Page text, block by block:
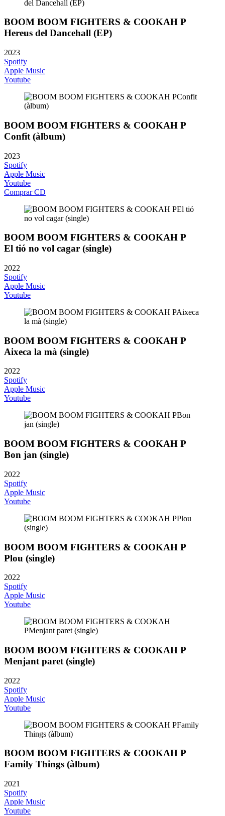
BOOM BOOM FIGHTERS & COOKAH P
Hereus del Dancehall (EP)
2023
Spotify
Apple Music
Youtube
BOOM BOOM FIGHTERS & COOKAH P
Confit (àlbum)
2023
Spotify
Apple Music
Youtube
Comprar CD
BOOM BOOM FIGHTERS & COOKAH P
El tió no vol cagar (single)
2022
Spotify
Apple Music
Youtube
BOOM BOOM FIGHTERS & COOKAH P
Aixeca la mà (single)
2022
Spotify
Apple Music
Youtube
BOOM BOOM FIGHTERS & COOKAH P
Bon jan (single)
2022
Spotify
Apple Music
Youtube
BOOM BOOM FIGHTERS & COOKAH P
Plou (single)
2022
Spotify
Apple Music
Youtube
BOOM BOOM FIGHTERS & COOKAH P
Menjant paret (single)
2022
Spotify
Apple Music
Youtube
BOOM BOOM FIGHTERS & COOKAH P
Family Things (àlbum)
2021
Spotify
Apple Music
Youtube